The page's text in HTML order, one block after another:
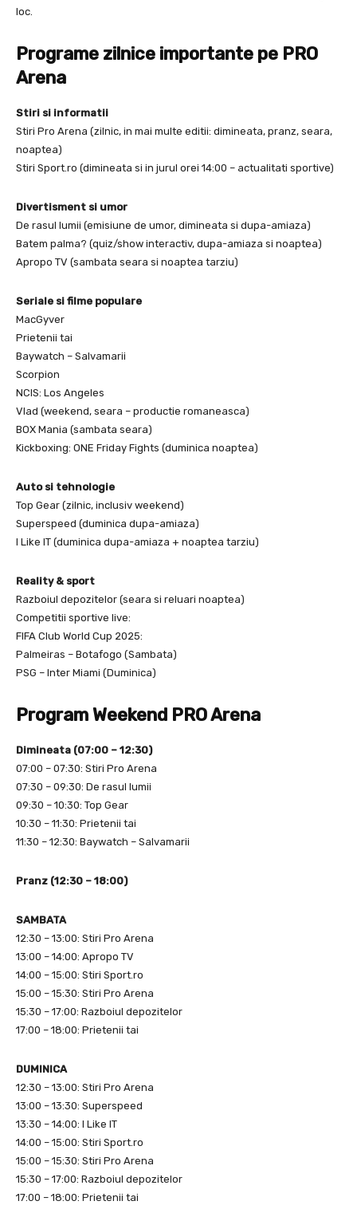
loc.
Programe zilnice importante pe PRO
Arena
Stiri si informatii
Stiri Pro Arena (zilnic, in mai multe editii: dimineata, pranz, seara,
noaptea)
Stiri Sport.ro (dimineata si in jurul orei 14:00 – actualitati sportive)
Divertisment si umor
De rasul lumii (emisiune de umor, dimineata si dupa-amiaza)
Batem palma? (quiz/show interactiv, dupa-amiaza si noaptea)
Apropo TV (sambata seara si noaptea tarziu)
Seriale si filme populare
MacGyver
Prietenii tai
Baywatch – Salvamarii
Scorpion
NCIS: Los Angeles
Vlad (weekend, seara – productie romaneasca)
BOX Mania (sambata seara)
Kickboxing: ONE Friday Fights (duminica noaptea)
Auto si tehnologie
Top Gear (zilnic, inclusiv weekend)
Superspeed (duminica dupa-amiaza)
I Like IT (duminica dupa-amiaza + noaptea tarziu)
Reality & sport
Razboiul depozitelor (seara si reluari noaptea)
Competitii sportive live:
FIFA Club World Cup 2025:
Palmeiras – Botafogo (Sambata)
PSG – Inter Miami (Duminica)
Program Weekend PRO Arena
Dimineata (07:00 – 12:30)
07:00 – 07:30: Stiri Pro Arena
07:30 – 09:30: De rasul lumii
09:30 – 10:30: Top Gear
10:30 – 11:30: Prietenii tai
11:30 – 12:30: Baywatch – Salvamarii
Pranz (12:30 – 18:00)
SAMBATA
12:30 – 13:00: Stiri Pro Arena
13:00 – 14:00: Apropo TV
14:00 – 15:00: Stiri Sport.ro
15:00 – 15:30: Stiri Pro Arena
15:30 – 17:00: Razboiul depozitelor
17:00 – 18:00: Prietenii tai
DUMINICA
12:30 – 13:00: Stiri Pro Arena
13:00 – 13:30: Superspeed
13:30 – 14:00: I Like IT
14:00 – 15:00: Stiri Sport.ro
15:00 – 15:30: Stiri Pro Arena
15:30 – 17:00: Razboiul depozitelor
17:00 – 18:00: Prietenii tai